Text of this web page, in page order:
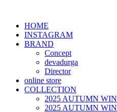
HOME
INSTAGRAM
BRAND
Concept
devadurga
Director
online store
COLLECTION
2025 AUTUMN
2025 AUTUMN